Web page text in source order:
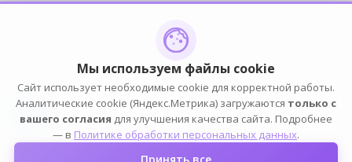
Политика обработки ПДн
Публичная оферта
ПОДПИСЫВАЙСЯ
Мы используем файлы cookie
Сайт использует необходимые cookie для корректной работы.
Аналитические cookie (Яндекс.Метрика) загружаются только с
вашего согласия для улучшения качества сайта. Подробнее
— в Политике обработки персональных данных.